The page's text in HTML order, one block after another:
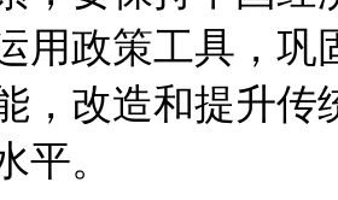
用政策工具，
，改造和提升传
平。